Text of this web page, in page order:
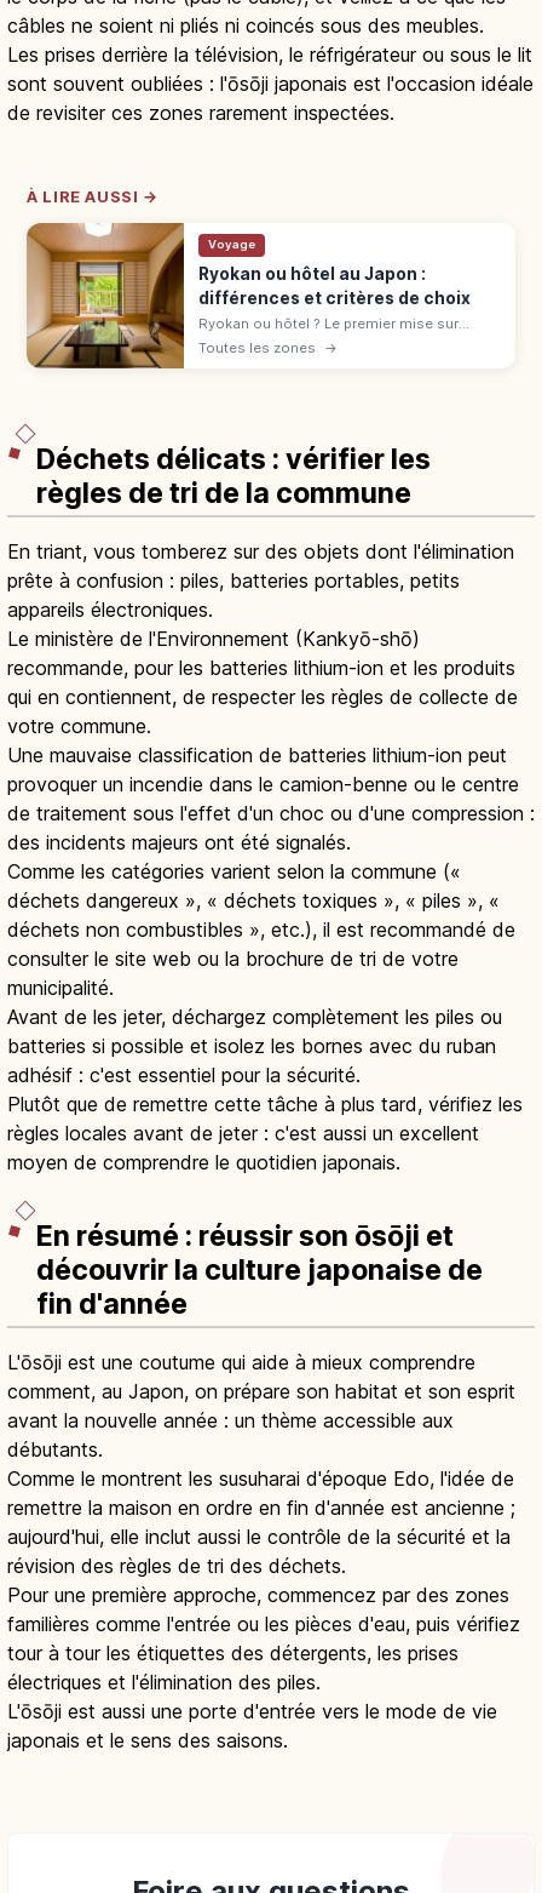
câbles ne soient ni pliés ni coincés sous des meubles.
Les prises derrière la télévision, le réfrigérateur ou sous le lit
sont souvent oubliées : l'ōsōji japonais est l'occasion idéale
de revisiter ces zones rarement inspectées.
À LIRE AUSSI →
Voyage
Ryokan ou hôtel au Japon :
différences et critères de choix
Ryokan ou hôtel ? Le premier mise sur
l'omotenashi : tatami, onsen, yukata,
Toutes les zones →
Déchets délicats : vérifier les
règles de tri de la commune
En triant, vous tomberez sur des objets dont l'élimination
prête à confusion : piles, batteries portables, petits
appareils électroniques.
Le ministère de l'Environnement (Kankyō-shō)
recommande, pour les batteries lithium-ion et les produits
qui en contiennent, de respecter les règles de collecte de
votre commune.
Une mauvaise classification de batteries lithium-ion peut
provoquer un incendie dans le camion-benne ou le centre
de traitement sous l'effet d'un choc ou d'une compression :
des incidents majeurs ont été signalés.
Comme les catégories varient selon la commune («
déchets dangereux », « déchets toxiques », « piles », «
déchets non combustibles », etc.), il est recommandé de
consulter le site web ou la brochure de tri de votre
municipalité.
Avant de les jeter, déchargez complètement les piles ou
batteries si possible et isolez les bornes avec du ruban
adhésif : c'est essentiel pour la sécurité.
Plutôt que de remettre cette tâche à plus tard, vérifiez les
règles locales avant de jeter : c'est aussi un excellent
moyen de comprendre le quotidien japonais.
En résumé : réussir son ōsōji et
découvrir la culture japonaise de
fin d'année
L'ōsōji est une coutume qui aide à mieux comprendre
comment, au Japon, on prépare son habitat et son esprit
avant la nouvelle année : un thème accessible aux
débutants.
Comme le montrent les susuharai d'époque Edo, l'idée de
remettre la maison en ordre en fin d'année est ancienne ;
aujourd'hui, elle inclut aussi le contrôle de la sécurité et la
révision des règles de tri des déchets.
Pour une première approche, commencez par des zones
familières comme l'entrée ou les pièces d'eau, puis vérifiez
tour à tour les étiquettes des détergents, les prises
électriques et l'élimination des piles.
L'ōsōji est aussi une porte d'entrée vers le mode de vie
japonais et le sens des saisons.